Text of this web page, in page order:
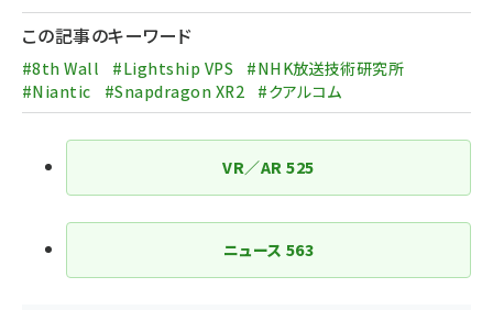
この記事のキーワード
#8th Wall #Lightship VPS
#NHK放送技術研究所
#Niantic
#Snapdragon XR2 #クアルコム
VR／AR525
ニュース 563